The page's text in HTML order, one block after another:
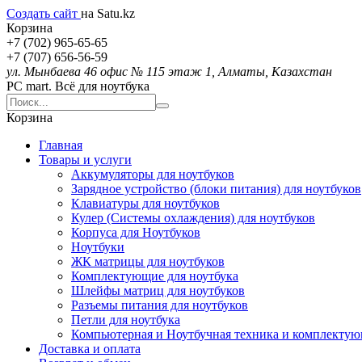
Создать сайт на Satu.kz
Корзина
+7 (702) 965-65-65
+7 (707) 656-56-59
ул. Мынбаева 46 офис № 115 этаж 1, Алматы, Казахстан
PC mart. Всё для ноутбука
Корзина
Главная
Товары и услуги
Аккумуляторы для ноутбуков
Зарядное устройство (блоки питания) для ноутбуков
Клавиатуры для ноутбуков
Кулер (Системы охлаждения) для ноутбуков
Корпуса для Ноутбуков
Ноутбуки
ЖК матрицы для ноутбуков
Комплектующие для ноутбука
Шлейфы матриц для ноутбуков
Разъемы питания для ноутбуков
Петли для ноутбука
Компьютерная и Ноутбучная техника и
Доставка и оплата